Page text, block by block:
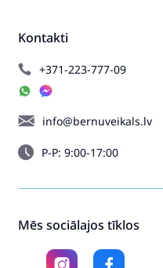
Kontakti
+371-223-777-09
info@bernuveikals.lv
P-P: 9:00-17:00
Mēs sociālajos tīklos